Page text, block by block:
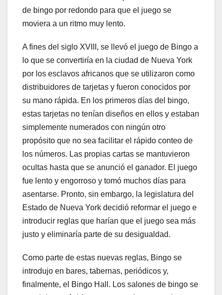
de bingo por redondo para que el juego se
moviera a un ritmo muy lento.
A fines del siglo XVIII, se llevó el juego de Bingo a
lo que se convertiría en la ciudad de Nueva York
por los esclavos africanos que se utilizaron como
distribuidores de tarjetas y fueron conocidos por
su mano rápida. En los primeros días del bingo,
estas tarjetas no tenían diseños en ellos y estaban
simplemente numerados con ningún otro
propósito que no sea facilitar el rápido conteo de
los números. Las propias cartas se mantuvieron
ocultas hasta que se anunció el ganador. El juego
fue lento y engorroso y tomó muchos días para
asentarse. Pronto, sin embargo, la legislatura del
Estado de Nueva York decidió reformar el juego e
introducir reglas que harían que el juego sea más
justo y eliminaría parte de su desigualdad.
Como parte de estas nuevas reglas, Bingo se
introdujo en bares, tabernas, periódicos y,
finalmente, el Bingo Hall. Los salones de bingo se